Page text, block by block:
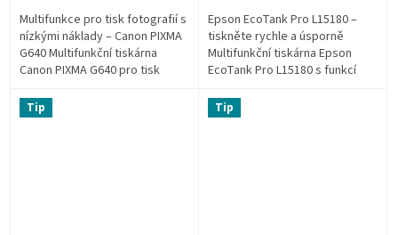
Multifunkce pro tisk fotografií s
nízkými náklady – Canon PIXMA
G640 Multifunkční tiskárna
Canon PIXMA G640 pro tisk
rychlostí až 3,9 stran za...
Epson EcoTank Pro L15180 –
tiskněte rychle a úsporně
Multifunkční tiskárna Epson
EcoTank Pro L15180 s funkcí
jednom balení. Vyznačuje se
nízkými...
Tip Tip